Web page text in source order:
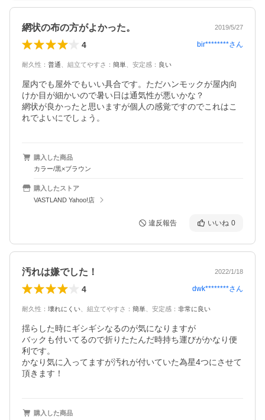
網状の布の方がよかった。 2019/5/27
4 bir********さん
耐久性 ： 普通 組立てやすさ ： 簡単 安定感 ： 良い
屋内でも屋外でもいい具合です。ただハンモックが屋内向
けか目が細かいので暑い日は通気性が悪いかな？
網状が良かったと思いますが個人の感覚ですのでこれはこ
れでよいにでしょう。
購入した商品
カラー/黒×ブラウン
購入したストア
VASTLAND Yahoo!店
違反報告 いいね 0
汚れは嫌でした！ 2022/1/18
4 dwk********さん
耐久性 ： 壊れにくい 組立てやすさ ： 簡単 安定感 ： 非常に良い
揺らした時にギシギシなるのが気になりますが
バックも付いてるので折りたたんだ時持ち運びがかなり便
利です。
かなり気に入ってますが汚れが付いていた為星4つにさせて
頂きます！
購入した商品